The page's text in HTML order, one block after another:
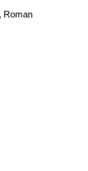
Roman